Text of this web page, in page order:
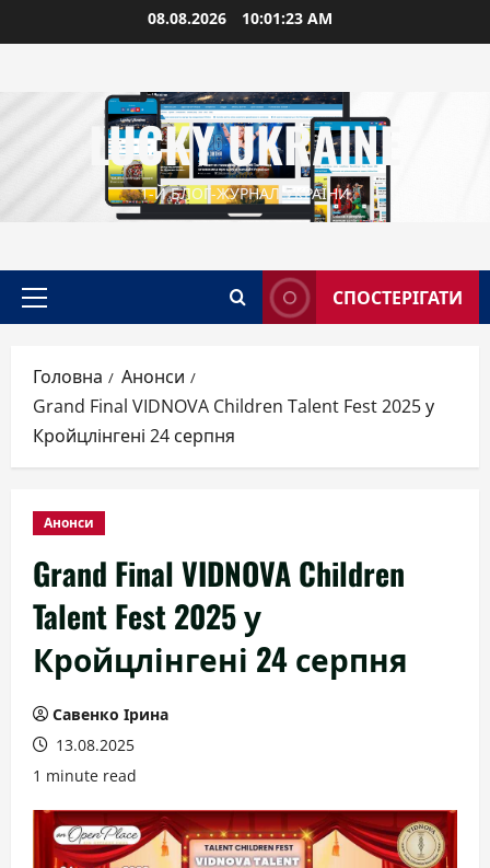
до
08.08.2026 10:01:25 AM
LUCKY UKRAINE
1-Й БЛОГ-ЖУРНАЛ УКРАЇНИ
Головне
СПОСТЕРІГАТИ
Головна
Анонси
Grand Final VIDNOVA Children Talent Fest 2025 у
Кройцлінгені 24 серпня
Анонси
Grand Final VIDNOVA Children
Talent Fest 2025 у
Кройцлінгені 24 серпня
Савенко Ірина
13.08.2025
1 minute read